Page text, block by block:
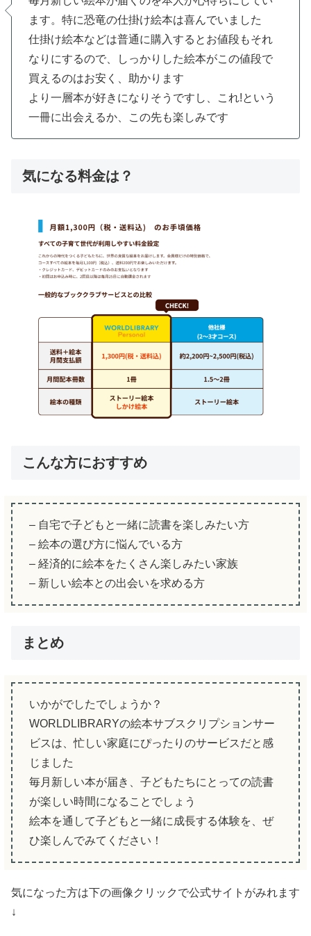
ます。特に恐竜の仕掛け絵本は喜んでいました
仕掛け絵本などは普通に購入するとお値段もそれ
なりにするので、しっかりした絵本がこの値段で
買えるのはお安く、助かります
より一層本が好きになりそうですし、これ!という
一冊に出会えるか、この先も楽しみです
気になる料金は？
こんな方におすすめ
– 自宅で子どもと一緒に読書を楽しみたい方
– 絵本の選び方に悩んでいる方
– 経済的に絵本をたくさん楽しみたい家族
– 新しい絵本との出会いを求める方
まとめ
いかがでしたでしょうか？
WORLDLIBRARYの絵本サブスクリプションサー
ビスは、忙しい家庭にぴったりのサービスだと感
じました
毎月新しい本が届き、子どもたちにとっての読書
が楽しい時間になることでしょう
絵本を通して子どもと一緒に成長する体験を、ぜ
ひ楽しんでみてください！
気になった方は下の画像クリックで公式サイトがみれます
↓